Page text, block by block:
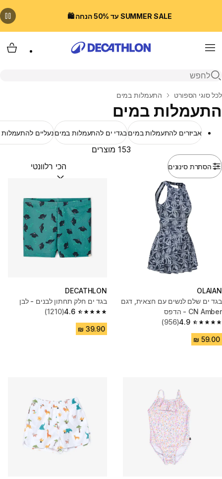
SUMMER SALE עד 50% הנחה 🛍️
Menu
פתיחת חיפוש
בית
לכל סוגי הספורט התעמלות במים
התעמלות במים
אביזרים להתעמלות במיםבגדי ים להתעמלות במיםנעליים
הסתרת סינונים
153 מוצרים
מיין לפי:(optional)
OLAIAN
בגד ים שלם לנשים עם חצאית, דגם
CN Amber - הדפס
4.9
4.9 out of 5 stars from 956 reviews
(956)
DECATHLON
בגד ים חלק תחתון לבנים - לבן
4.6
4.6 out of 5 stars from 1210 reviews
(1210)